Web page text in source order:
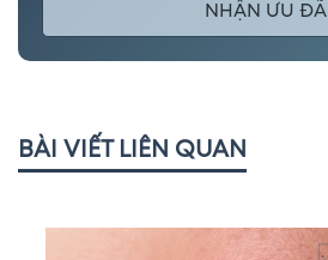
NHẬN ƯU ĐÃI
BÀI VIẾT LIÊN QUAN